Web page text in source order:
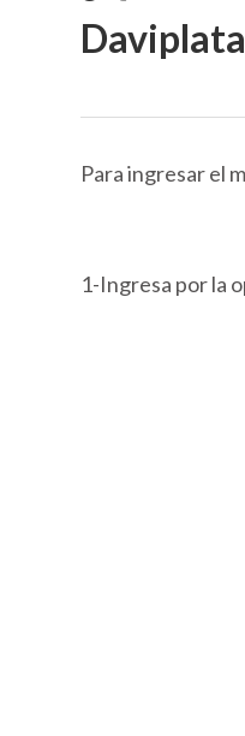
Para ingresar el
1-Ingresa por la